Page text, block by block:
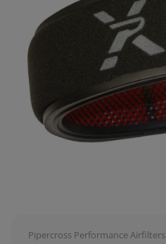
Pipercross Performance Airfilters